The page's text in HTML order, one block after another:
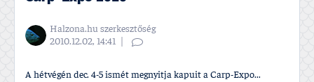
Halzona.hu szerkesztőség
2010.12.02, 14:41
A hétvégén dec. 4-5 ismét megnyitja kapuit a Carp-Expo...